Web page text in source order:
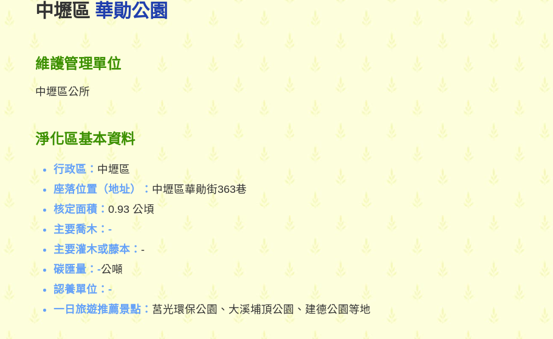
中壢區 華勛公園
維護管理單位
中壢區公所
淨化區基本資料
行政區： 中壢區
座落位置（地址）： 中壢區華勛街363巷
核定面積：0.93 公頃
主要喬木：-
主要灌木或藤本： -
碳匯量：-公噸
認養單位：-
一日旅遊推薦景點： 莒光環保公園、大溪埔頂公園、建德公園等地